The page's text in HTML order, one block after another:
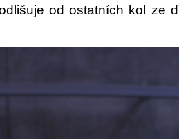
od ostatních kol ze